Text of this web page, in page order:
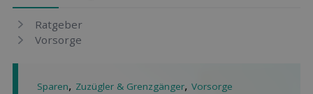
Rat­geber
Vor­sorge
Sparen, Zuzügler & Grenzgänger, Vorsorge